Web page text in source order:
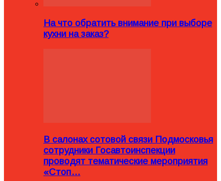
На что обратить внимание при выборе
кухни на заказ?
В салонах сотовой связи Подмосковья
сотрудники Госавтоинспекции
проводят тематические мероприятия
«Стоп…